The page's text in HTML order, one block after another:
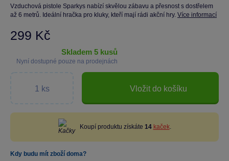
Vzduchová pistole Sparkys nabízí skvělou zábavu a přesnost s dostřelem
až 6 metrů. Ideální hračka pro kluky, kteří mají rádi akční hry. Více informací
299 Kč
skladem 5 kusů
Nyní dostupné pouze na prodejnách
Vložit do košíku
Koupí produktu získáte 14 kaček.
Kdy budu mít zboží doma?